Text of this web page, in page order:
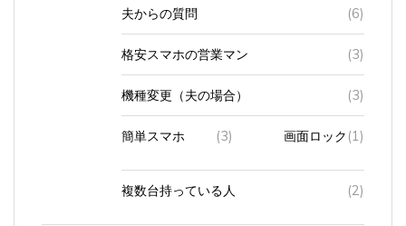
格安スマホの営業マン (3)
機種変更（夫の場合） (3)
簡単スマホ (3) 画面ロック(1)
複数台持っている人 (2)
タ(624) Android